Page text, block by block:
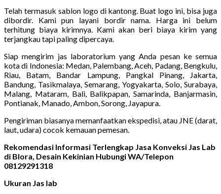
Telah termasuk sablon logo di kantong. Buat logo ini, bisa juga
dibordir. Kami pun layani bordir nama. Harga ini belum
terhitung biaya kirimnya. Kami akan beri biaya kirim yang
terjangkau tapi paling dipercaya.
Siap mengirim jas laboratorium yang Anda pesan ke semua
kota di Indonesia: Medan, Palembang, Aceh, Padang, Bengkulu,
Riau, Batam, Bandar Lampung, Pangkal Pinang, Jakarta,
Bandung, Tasikmalaya, Semarang, Yogyakarta, Solo, Surabaya,
Malang, Mataram, Bali, Balikpapan, Samarinda, Banjarmasin,
Pontianak, Manado, Ambon, Sorong, Jayapura.
Pengiriman biasanya memanfaatkan ekspedisi, atau JNE (darat,
laut, udara) cocok kemauan pemesan.
Rekomendasi Informasi Terlengkap Jasa Konveksi Jas Lab
di Blora, Desain Kekinian Hubungi WA/Telepon
08129291318
Ukuran Jas lab